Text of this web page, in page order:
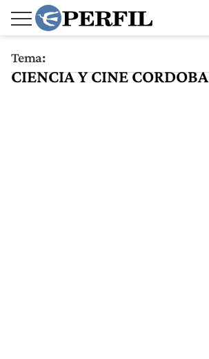
Tema:
CIENCIA Y CINE CORDOBA